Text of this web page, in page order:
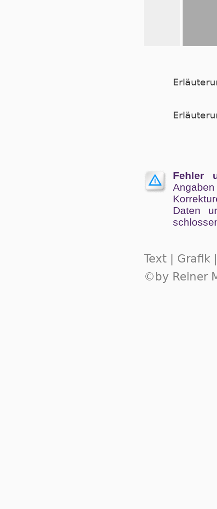
Fehler
Angaben
Da­ten
Text | Grafik
©by Reiner